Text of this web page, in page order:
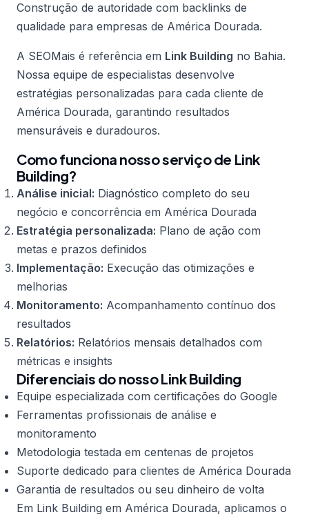
Construção de autoridade com backlinks de
qualidade para empresas de América Dourada.
A SEOMais é referência em Link Building no Bahia.
Nossa equipe de especialistas desenvolve
estratégias personalizadas para cada cliente de
América Dourada, garantindo resultados
mensuráveis e duradouros.
Como funciona nosso serviço de Link
Building?
Análise inicial: Diagnóstico completo do seu
negócio e concorrência em América Dourada
Estratégia personalizada: Plano de ação com
metas e prazos definidos
Implementação: Execução das otimizações e
melhorias
Monitoramento: Acompanhamento contínuo dos
resultados
Relatórios: Relatórios mensais detalhados com
métricas e insights
Diferenciais do nosso Link Building
Equipe especializada com certificações do Google
Ferramentas profissionais de análise e
monitoramento
Metodologia testada em centenas de projetos
Suporte dedicado para clientes de América Dourada
Garantia de resultados ou seu dinheiro de volta
Em Link Building em América Dourada, aplicamos o